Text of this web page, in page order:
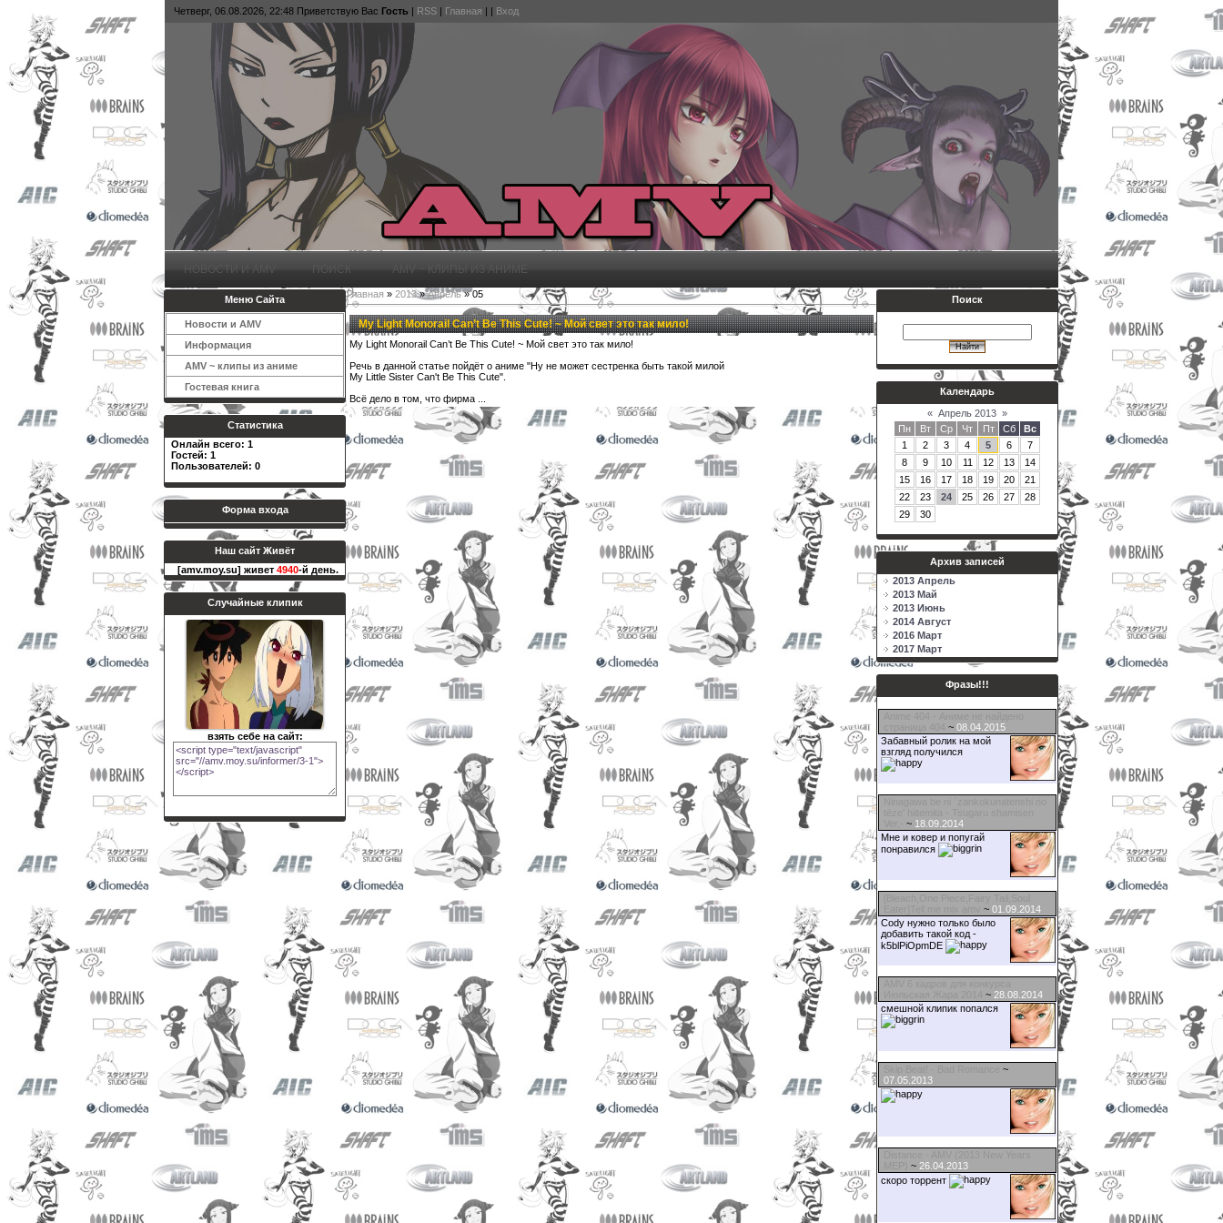
Четверг, 06.08.2026, 22:48 Приветствую Вас Гость | RSS | Главная | | Вход
НОВОСТИ И AMV ПОИСК AMV ~ КЛИПЫ ИЗ АНИМЕ
Меню Сайта
Новости и AMV
Информация
AMV ~ клипы из аниме
Гостевая книга
Статистика
Онлайн всего: 1
Гостей: 1
Пользователей: 0
Форма входа
Наш сайт Живёт
[amv.moy.su] живет 4940-й день.
Случайные клипик
взять себе на сайт:
Главная » 2013 » Апрель » 05
My Light Monorail Can’t Be This Cute! ~ Мой свет это так мило!
My Light Monorail Can’t Be This Cute! ~ Мой свет это так мило!
Речь в данной статье пойдёт о аниме "Ну не может сестренка быть такой милой
My Little Sister Can't Be This Cute".
Всё дело в том, что фирма ...
Поиск
Календарь
« Апрель 2013 »
Пн
Вт Ср Чт Пт Сб
Вс
1
2 3 4 5 6
7
8
9 10 11 12 13
14
15
16 17 18 19 20
21
22
23 24 25 26 27
28
29
30
Архив записей
2013 Апрель
2013 Май
2013 Июнь
2014 Август
2016 Март
2017 Март
Фразы!!!
~ 08.04.2015
Забавный ролик на мой
взгляд получился
~ 18.09.2014
Мне и ковер и попугай
понравился
~ 01.09.2014
Cody нужно только было
добавить такой код -
k5blPiOpmDE
~ 28.08.2014
смешной клипик попался
~
07.05.2013
~ 26.04.2013
скоро торрент